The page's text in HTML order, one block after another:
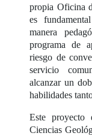
propia Oficina
es
manera
programa de
riesgo de
servicio
alcanzar un
habilidades
Este proyecto
Ciencias